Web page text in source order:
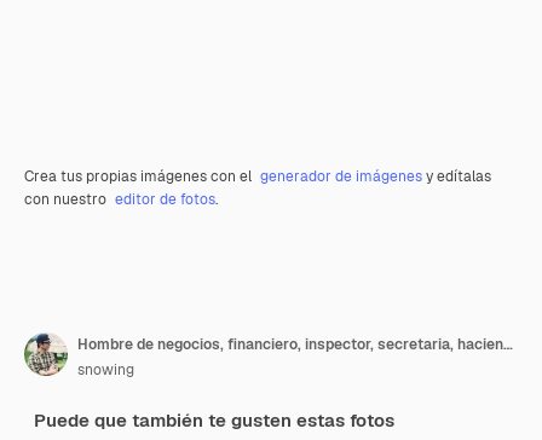
Crea tus propias imágenes con el generador de imágenesy edítalas
con nuestro editor de fotos.
Hombre de negocios, financiero, inspector, secretaria, haciendo, informe, cálculo, o, comprobación, balance. Inspector del Servicio de Rentas Internas revisando el documento. Concepto de auditoría
snowing
Puede que también te gusten estas fotos